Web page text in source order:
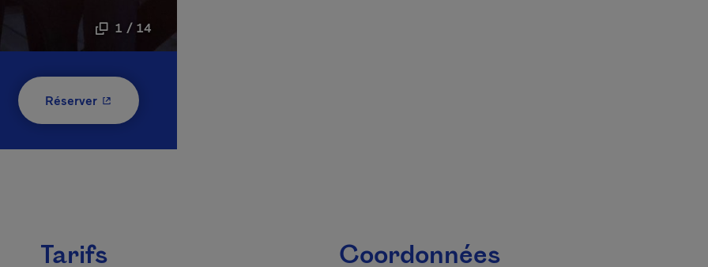
1 / 14
Réserver- Cet hyperlien s'ouvrira dans une nouvelle fenêtre.
Tarifs Coordonnées